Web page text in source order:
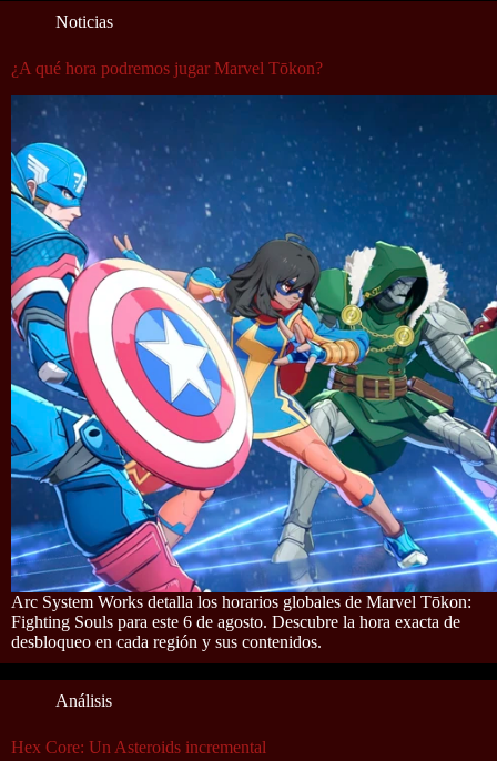
Noticias
¿A qué hora podremos jugar Marvel Tōkon?
Arc System Works detalla los horarios globales de Marvel Tōkon:
Fighting Souls para este 6 de agosto. Descubre la hora exacta de
desbloqueo en cada región y sus contenidos.
Análisis
Hex Core: Un Asteroids incremental